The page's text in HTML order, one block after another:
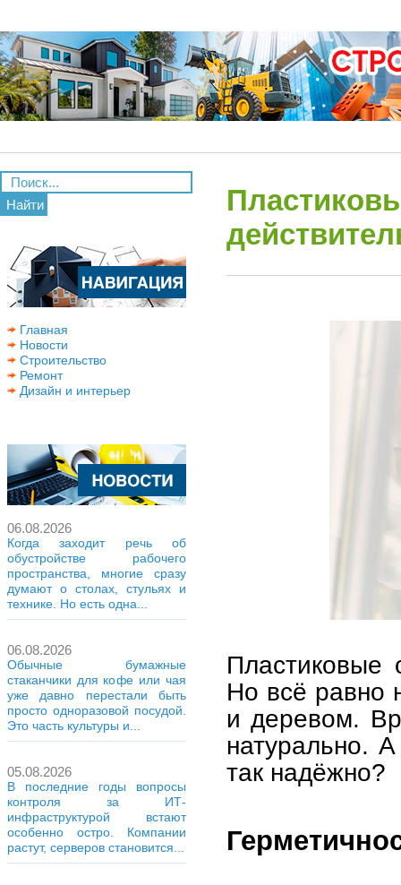
Найти
Главная
Новости
Строительство
Ремонт
Дизайн и интерьер
06.08.2026
Когда заходит речь об
обустройстве рабочего
пространства, многие сразу
думают о столах, стульях и
технике. Но есть одна...
06.08.2026
Обычные бумажные
стаканчики для кофе или чая
уже давно перестали быть
просто одноразовой посудой.
Это часть культуры и...
05.08.2026
В последние годы вопросы
контроля за ИТ-
инфраструктурой встают
особенно остро. Компании
растут, серверов становится...
Пластиковые
Но всё равно
и деревом.
натурально.
так надёжно?